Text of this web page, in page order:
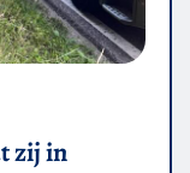
zij in